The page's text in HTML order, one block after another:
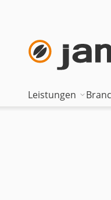
Leistungen
AI